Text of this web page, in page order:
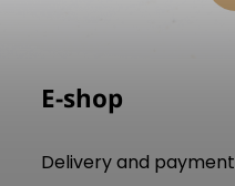
E-shop
Delivery and payment